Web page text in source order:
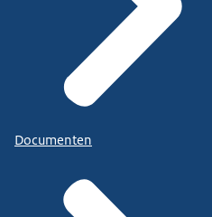
Documenten